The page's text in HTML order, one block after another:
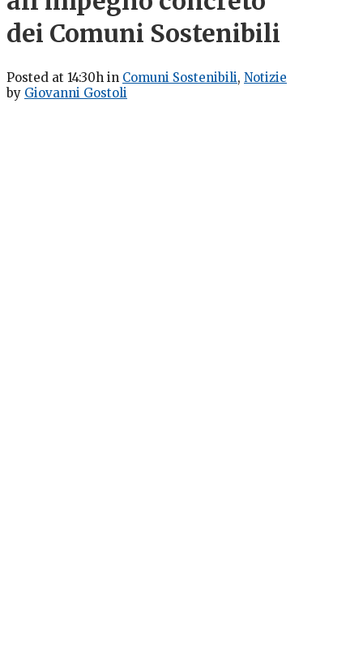
dei Comuni Sostenibili
Posted at 14:30h in Comuni Sostenibili, Notizie
by Giovanni Gostoli